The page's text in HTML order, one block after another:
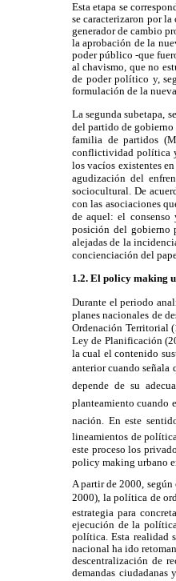
Esta etapa se
se caracterizaron por
generador de cambio
la aprobación de la
poder público -que
al chavismo, que no
de poder político y,
formulación de la
La segunda subetapa,
del partido de gobierno
familia de partidos
conflictividad política y
los vacíos existentes
agudización del
sociocultural. De
con las asociaciones
de aquel: el consenso
posición del gobierno
alejadas de la
concienciación del
1.2. El policy making
Durante el periodo
planes nacionales de
Ordenación Territorial
Ley de Planificación
la cual el contenido
anterior cuando señala
depende de su
planteamiento cuando
nación. En este
lineamientos de
este proceso los
policy making urbano
A partir de 2000,
2000), la política de
estrategia para
ejecución de la
política. Esta realidad
nacional ha ido
descentralización de
demandas